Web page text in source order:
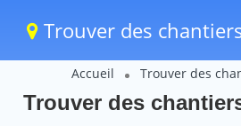
Trouver des
Accueil Trouver des
Trouver des